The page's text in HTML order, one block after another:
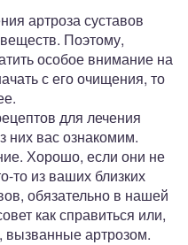
артроза суставов
Поэтому,
особое внимание на
с его очищения, то
для лечения
них вас ознакомим.
Хорошо, если они не
то из ваших близких
обязательно в нашей
как справиться или,
вызванные артрозом.